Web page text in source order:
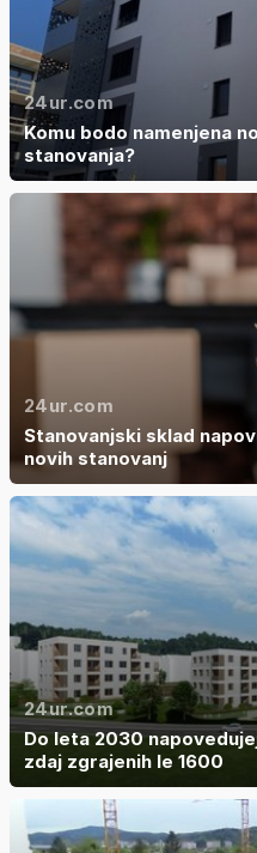
24ur.com
Komu bodo namenjena
stanovanja?
24ur.com
Stanovanjski sklad
novih stanovanj
24ur.com
Do leta 2030
zdaj zgrajenih le 1600